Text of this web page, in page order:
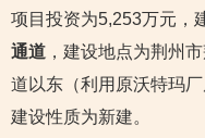
项目投资为5,253万元，
通道 ，建设地点为荆州
道以东（利用原沃特玛厂
建设性质为新建。